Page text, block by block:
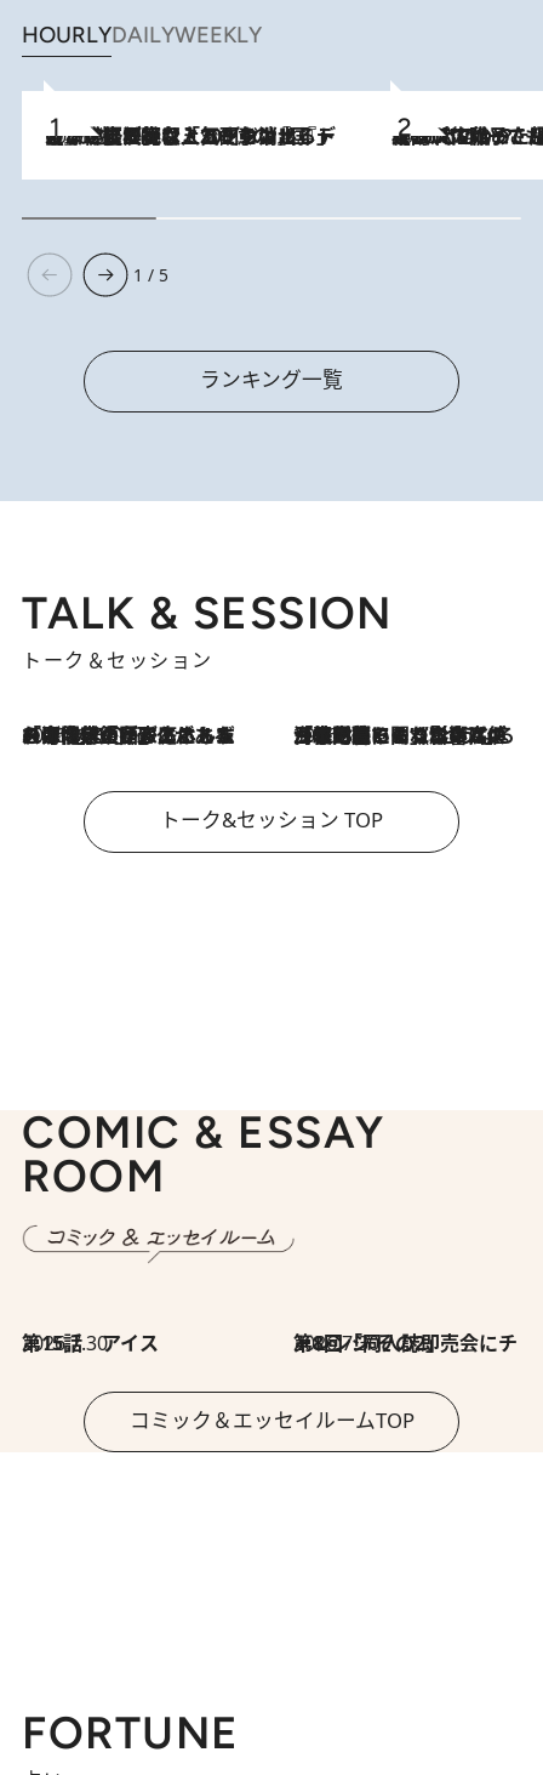
HOURLYDAILYWEEKLY
2026.8.5
【なぜ吉沢亮は「気配を消せる」のか？】興行収入208億の『国宝』を経て挑むミュージカル『ディア・エヴァン・ハンセン』。トップ俳優が舞台上でさらけ出した“孤独”とは 2026.8.5
【阿川佐和子さんの年とる力】なぜ70代で始めた趣味は“こんなに楽しい”のか？ ピアノ、俳句…スランプに陥っても続けられる“ある秘訣”とは
1 / 5
ランキング一覧
TALK & SESSION
トーク＆セッション
2026.8.3
「今後値上げがあるとすれば…」「リスクがあるのは今年の冬」エネルギー専門家が語る、ホルムズ海峡封鎖が家庭にもたらす“ある心配” 2026.8.3
「住宅建てられない…」「サーチャージ料の高値が続いている」ホルムズ海峡封鎖による影響はいつまで続く？《エネルギー専門家に聞く“どうなる日本の暮らし”》
トーク&セッション TOP
COMIC & ESSAY
ROOM
2026.7.30
第15話 アイス 2026.7.30
第8回「同人誌即売会にチャレンジ その2」
コミック＆エッセイルームTOP
FORTUNE